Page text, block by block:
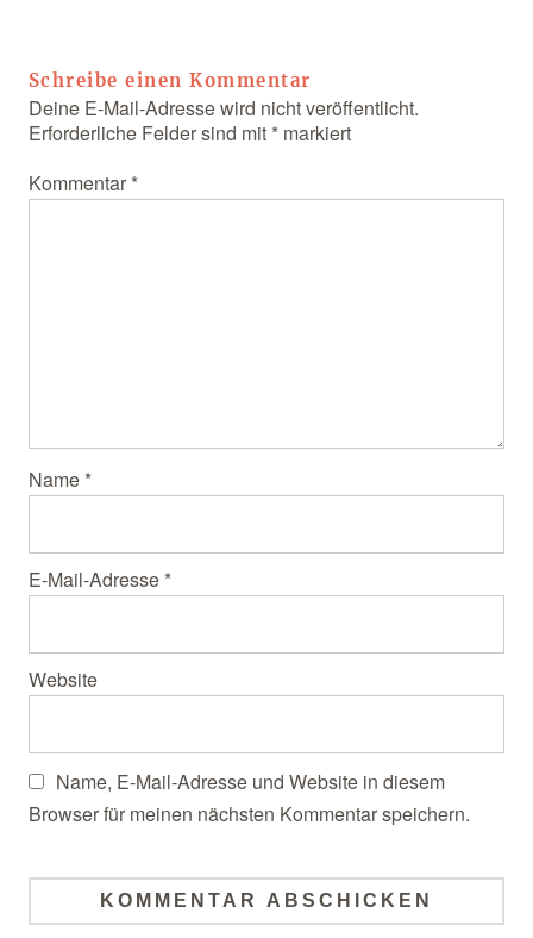
Schreibe einen Kommentar
Deine E-Mail-Adresse wird nicht veröffentlicht.
Erforderliche Felder sind mit *markiert
Kommentar *
Name *
E-Mail-Adresse *
Website
Name, E-Mail-Adresse und Website in diesem
Browser für meinen nächsten Kommentar speichern.